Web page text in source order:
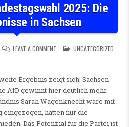
2025: Die
in Sachsen
LEAVE A COMMENT ON ANALYSE DER
POSTED IN
UNCATEGORIZED
Ergebnis zeigt sich: Sachsen
AfD gewinnt hier deutlich mehr
Sarah Wagenknecht wäre mit
eingezogen, hätten nur die
Das Potenzial für die Partei ist